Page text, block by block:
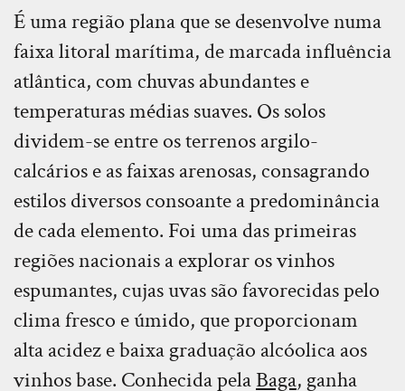
É uma região plana que se desenvolve numa
faixa litoral marítima, de marcada influência
atlântica, com chuvas abundantes e
temperaturas médias suaves. Os solos
dividem-se entre os terrenos argilo-
calcários e as faixas arenosas, consagrando
estilos diversos consoante a predominância
de cada elemento. Foi uma das primeiras
regiões nacionais a explorar os vinhos
espumantes, cujas uvas são favorecidas pelo
clima fresco e úmido, que proporcionam
alta acidez e baixa graduação alcóolica aos
vinhos base. Conhecida pelaBaga, ganha